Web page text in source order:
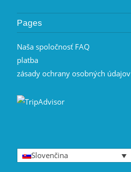
Pages
Naša spoločnosť FAQ
platba
zásady ochrany osobných údajov
Slovenčina